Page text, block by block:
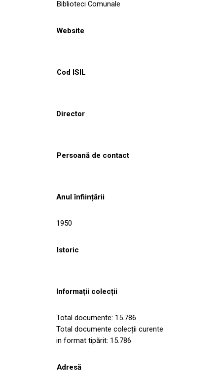
Biblioteci Comunale
Website
Cod ISIL
Director
Persoană de contact
Anul înființării
1950
Istoric
Informații colecții
Total documente: 15.786
Total documente colecții curente
in format tipărit: 15.786
Adresă